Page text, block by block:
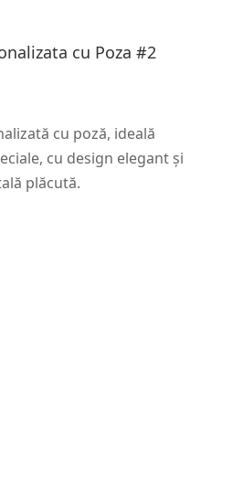
cu Poza #2
cu poză, ideală
cu design elegant și
plăcută.